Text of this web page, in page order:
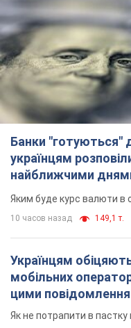
Підписатись
Кримінал
Важливе
Банки "готуються"
українцям